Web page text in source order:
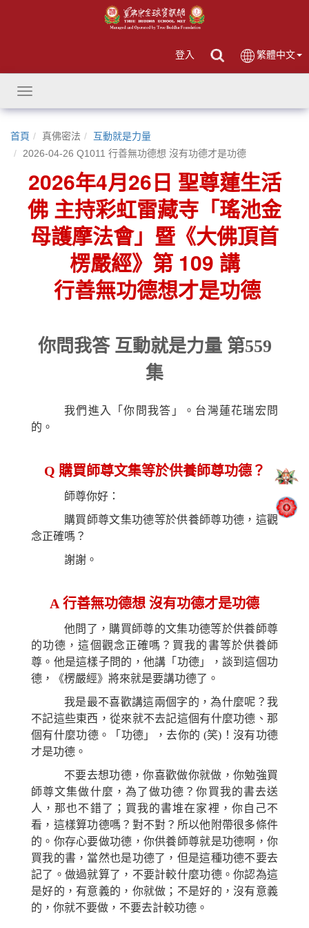
登入 繁體中文
Toggle
navigation
首頁 真佛密法
互動就是力量
2026-04-26 Q1011 行善無功德想 沒有功德才是功德
2026年4月26日 聖尊蓮生活
佛 主持彩虹雷藏寺「瑤池金
母護摩法會」暨《大佛頂首
楞嚴經》第 109 講
行善無功德想才是功德
你問我答 互動就是力量 第559
集
我們進入「你問我答」。台灣蓮花瑞宏問
的。
Q 購買師尊文集等於供養師尊功德？
師尊你好：
購買師尊文集功德等於供養師尊功德，這觀
念正確嗎？
謝謝。
A 行善無功德想 沒有功德才是功德
他問了，購買師尊的文集功德等於供養師尊
的功德，這個觀念正確嗎？買我的書等於供養師
尊。他是這樣子問的，他講「功德」，談到這個功
德，《楞嚴經》將來就是要講功德了。
我是最不喜歡講這兩個字的，為什麼呢？我
不記這些東西，從來就不去記這個有什麼功德、那
個有什麼功德。「功德」，去你的 (笑)！沒有功德
才是功德。
不要去想功德，你喜歡做你就做，你勉強買
師尊文集做什麼，為了做功德？你買我的書去送
人，那也不錯了；買我的書堆在家裡，你自己不
看，這樣算功德嗎？對不對？所以他附帶很多條件
的。你存心要做功德，你供養師尊就是功德啊，你
買我的書，當然也是功德了，但是這種功德不要去
記了。做過就算了，不要計較什麼功德。你認為這
是好的，有意義的，你就做；不是好的，沒有意義
的，你就不要做，不要去計較功德。